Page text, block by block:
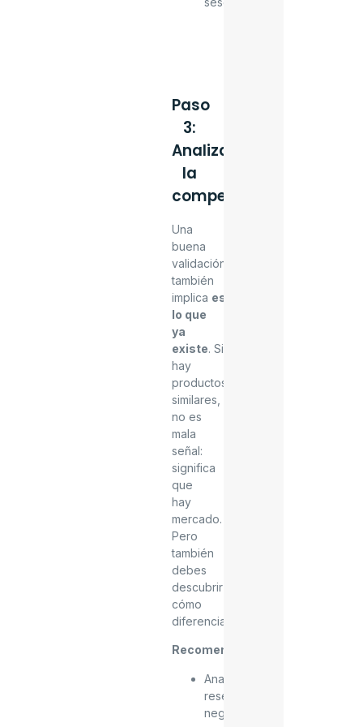
Paso
3:
Analiza
la
competencia
Una
buena
validación
también
implica estudiar
lo que
ya
existe. Si
hay
productos
similares,
no es
mala
señal:
significa
que
hay
mercado.
Pero
también
debes
descubrir
cómo
diferenciarte.
Recomendaciones
Analiza
reseñas
negativas